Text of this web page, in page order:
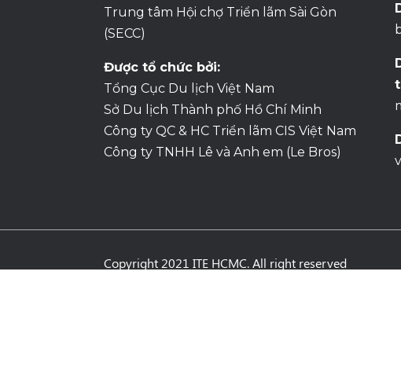
Trung tâm Hội chợ Triển lãm Sài Gòn
(SECC)
Được tổ chức bởi:
Tổng Cục Du lịch Việt Nam
Sở Du lịch Thành phố Hồ Chí Minh
Công ty QC & HC Triển lãm CIS Việt Nam
Công ty TNHH Lê và Anh em (Le Bros)
Copyright 2021 ITE HCMC. All right reserved